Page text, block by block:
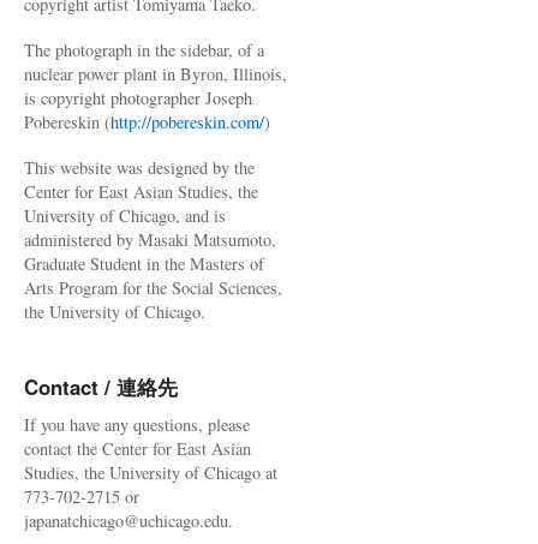
The photograph in the sidebar, of a
nuclear power plant in Byron, Illinois,
is copyright photographer Joseph
Pobereskin (http://pobereskin.com/)
This website was designed by the
Center for East Asian Studies, the
University of Chicago, and is
administered by Masaki Matsumoto,
Graduate Student in the Masters of
Arts Program for the Social Sciences,
the University of Chicago.
Contact / 連絡先
If you have any questions, please
contact the Center for East Asian
Studies, the University of Chicago at
773-702-2715 or
japanatchicago@uchicago.edu.